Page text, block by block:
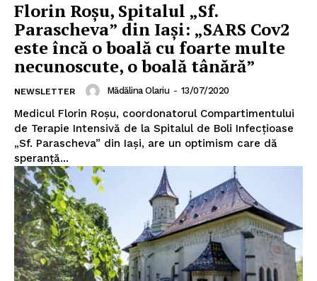
Un proiect
FREEDOM HOUSE ROMÂNIA
PRESShub
Despre noi / Echipa
Proiecte editoriale
Rețea
Contact
Florin Roșu, Spitalul „Sf.
Parascheva” din Iași: „SARS Cov2
este încă o boală cu foarte multe
necunoscute, o boală tânără”
NEWSLETTER Mădălina Olariu - 13/07/2020
Medicul Florin Roșu, coordonatorul Compartimentului
de Terapie Intensivă de la Spitalul de Boli Infecțioase
„Sf. Parascheva” din Iași, are un optimism care dă
speranță...